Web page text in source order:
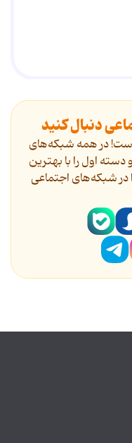
دنبال کنید
است! در همه شبکه‌های
اول را با بهترین
در شبکه‌های اجتماعی